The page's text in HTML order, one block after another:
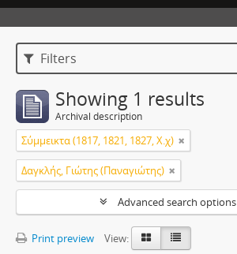
Filters
Showing 1 results
Archival description
Σύμμεικτα (1817, 1821, 1827, Χ.χ)
Δαγκλής, Γιώτης (Παναγιώτης)
Advanced search options
Print preview
View: